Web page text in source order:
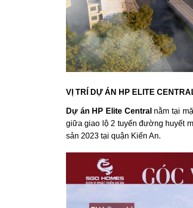
VỊ TRÍ DỰ ÁN HP ELITE
Dự án HP Elite Central nằm tại
giữa giao lộ 2 tuyến đường huyết
sản 2023 tại quận Kiến An.